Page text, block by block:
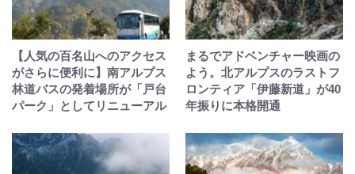
【人気の百名山へのアクセス
がさらに便利に】南アルプス
林道バスの発着場所が「戸台
パーク」としてリニューアル
まるでアドベンチャー映画の
よう。北アルプスのラストフ
ロンティア「伊藤新道」が40
年振りに本格開通